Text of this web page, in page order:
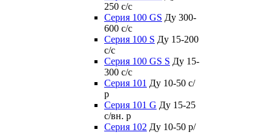
250 c/c
Серия 100 GS Ду 300-
600 c/c
Серия 100 S Ду 15-200
c/c
Серия 100 GS S Ду 15-
300 c/c
Серия 101 Ду 10-50 с/
р
Серия 101 G Ду 15-25
с/вн. р
Серия 102 Ду 10-50 р/